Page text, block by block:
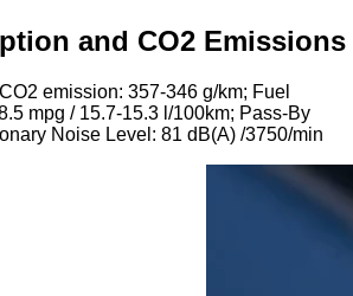
and CO2 Emissions
emission: 357-346 g/km; Fuel
mpg / 15.7-15.3 l/100km; Pass-By
Noise Level: 81 dB(A) /3750/min